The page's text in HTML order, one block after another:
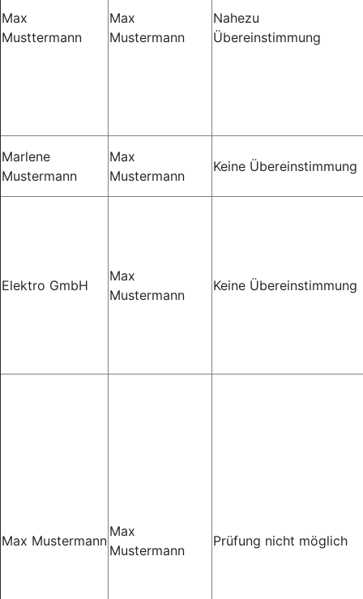
Max
Musttermann
Max
Mustermann
Nahezu
Übereinstimmung
Marlene
Mustermann
Max
Mustermann
Keine Übereinstimmung
Elektro GmbH
Max
Mustermann
Keine Übereinstimmung
Max Mustermann
Max
Mustermann
Prüfung nicht möglich